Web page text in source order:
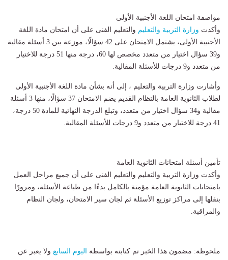
مواصفة امتحان اللغة الأجنبية الأولى
وأكدت وزارة التربية والتعليم والتعليم الفنى على أن امتحان مادة اللغة
الأجنبية الأولى، يشتمل الامتحان على 42 سؤالًا، موزعة بين 3 أسئلة مقالية
و39 سؤال اختيار من متعدد مخصص لها 60، درجة منها 51 درجة للاختيار
من متعدد و9 درجات للأسئلة المقالية.
وأشارت وزارة التربية والتعليم ، إلى أنه بشأن مادة اللغة الأجنبية الأولى
لطلاب الثانوية العامة بالنظام القديم يضم الامتحان 37 سؤالًا، منها 3 أسئلة
مقالية و34 سؤال اختيار من متعدد، وتبلغ الدرجة النهائية للمادة 50 درجة،
41 درجة للاختيار من متعدد و9 درجات للأسئلة المقالية.
تأمين أسئلة امتحانات الثانوية العامة
وأكدت وزارة التربية والتعليم والتعليم الفنى على أن جميع مراحل العمل
بامتحانات الثانوية العامة مؤمنة بالكامل بدءًا من طباعة الأسئلة، ومرورًا
بنقلها إلى مراكز توزيع الأسئلة ثم لجان سير الامتحان، ولجان النظام
والمراقبة.
ملحوظة: مضمون هذا الخبر تم كتابته بواسطة اليوم السابع ولا يعبر عن